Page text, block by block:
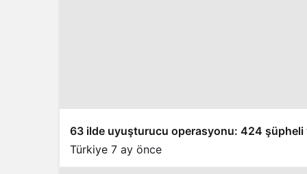
63 ilde uyuşturucu operasyonu: 424 şüpheli
Türkiye 7 ay önce